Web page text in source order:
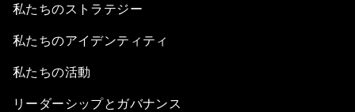
私たちのストラテジー
私たちのアイデンティティ
私たちの活動
リーダーシップとガバナンス